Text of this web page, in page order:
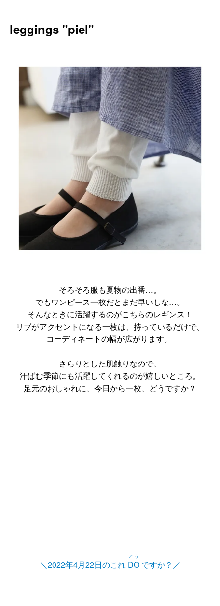
leggings "piel"
そろそろ服も夏物の出番…。
でもワンピース一枚だとまだ早いしな…。
そんなときに活躍するのがこちらのレギンス！
リブがアクセントになる一枚は、持っているだけで、
コーディネートの幅が広がります。
さらりとした肌触りなので、
汗ばむ季節にも活躍してくれるのが嬉しいところ。
足元のおしゃれに、今日から一枚、どうですか？
＼2022年4月22日のこれ DO
どう
ですか？／